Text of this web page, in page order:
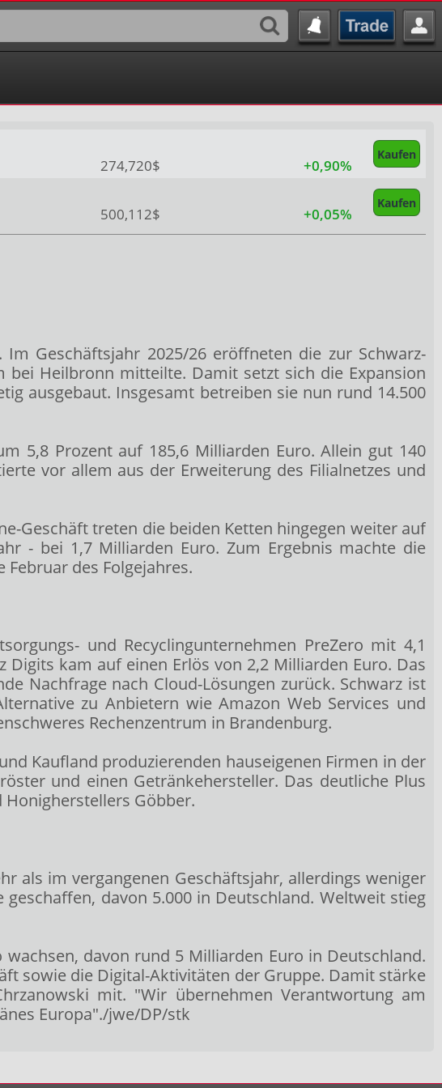
Kaufen
274,720$
+0,90%
Kaufen
500,112$ +0,05%
Im Geschäftsjahr 2025/26 eröffneten die zur Schwarz-
Heilbronn mitteilte. Damit setzt sich die Expansion
ausgebaut. Insgesamt betreiben sie nun rund 14.500
5,8 Prozent auf 185,6 Milliarden Euro. Allein gut 140
vor allem aus der Erweiterung des Filialnetzes und
Geschäft treten die beiden Ketten hingegen weiter auf
- bei 1,7 Milliarden Euro. Zum Ergebnis machte die
des Folgejahres.
und Recyclingunternehmen PreZero mit 4,1
kam auf einen Erlös von 2,2 Milliarden Euro. Das
Nachfrage nach Cloud-Lösungen zurück. Schwarz ist
zu Anbietern wie Amazon Web Services und
Rechenzentrum in Brandenburg.
Kaufland produzierenden hauseigenen Firmen in der
und einen Getränkehersteller. Das deutliche Plus
Göbber.
als im vergangenen Geschäftsjahr, allerdings weniger
davon 5.000 in Deutschland. Weltweit stieg
davon rund 5 Milliarden Euro in Deutschland.
sowie die Digital-Aktivitäten der Gruppe. Damit stärke
mit. "Wir übernehmen Verantwortung am
Europa"./jwe/DP/stk